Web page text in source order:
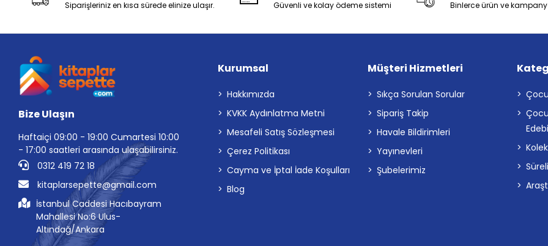
Siparişleriniz en kısa sürede elinize ulaşır. Güvenli ve kolay ödeme sistemi Binlerce ürün ve
Bize Ulaşın
Haftaiçi 09:00 - 19:00 Cumartesi 10:00
- 17:00 saatleri arasında ulaşabilirsiniz.
0312 419 72 18
kitaplarsepette@gmail.com
İstanbul Caddesi Hacıbayram
Mahallesi No:6 Ulus-
Altındağ/Ankara
Kurumsal
Hakkımızda
KVKK Aydınlatma Metni
Mesafeli Satış Sözleşmesi
Çerez Politikası
Cayma ve İptal İade Koşulları
Blog
Müşteri Hizmetleri
Sıkça Sorulan Sorular
Sipariş Takip
Havale Bildirimleri
Yayınevleri
Şubelerimiz